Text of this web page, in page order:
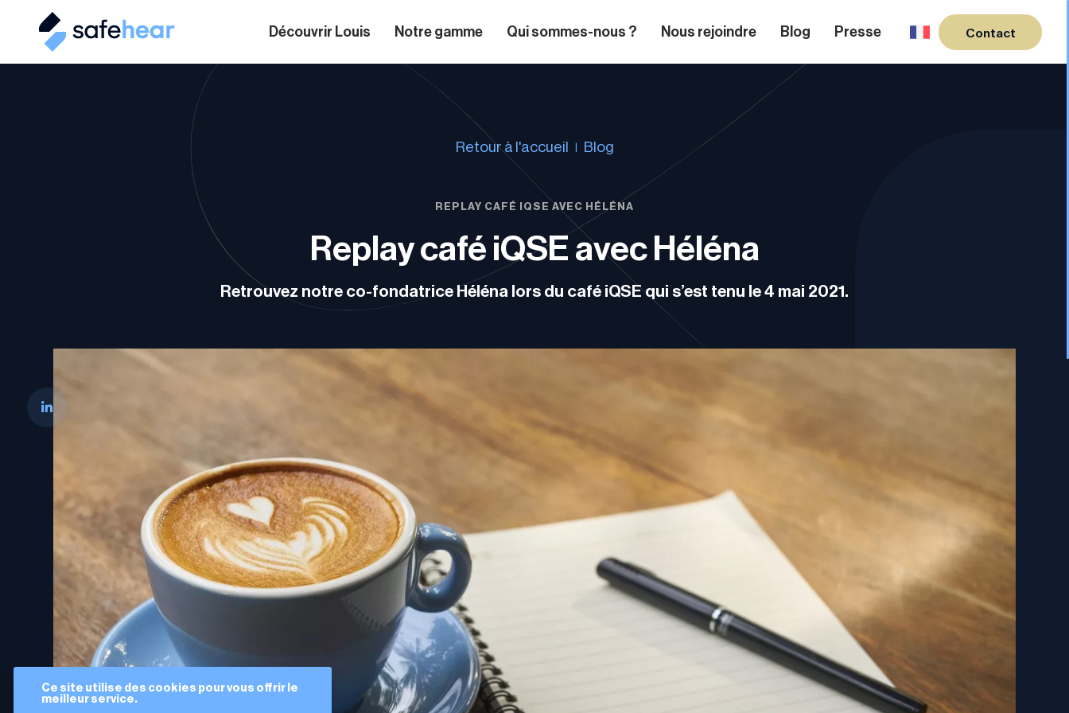
Découvrir Louis Notre gamme Qui sommes-nous ? Nous rejoindre Blog Presse Contact
Retour à l'accueil Blog
REPLAY CAFÉ IQSE AVEC HÉLÉNA
Replay café iQSE avec Héléna
Retrouvez notre co-fondatrice Héléna lors du café iQSE qui s’est tenu le 4 mai 2021.
Ce site utilise des cookies pour vous offrir le
meilleur service.